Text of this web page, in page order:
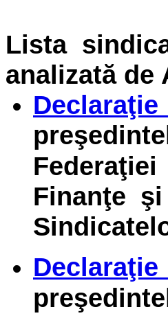
Lista
analizată de
Finanţe